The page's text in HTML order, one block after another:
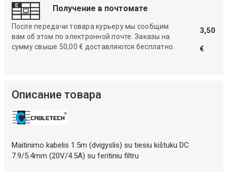
Получение в почтомате
После передачи товара курьеру мы сообщим
вам об этом по электронной почте. Заказы на
сумму свыше 50,00 € доставляются бесплатно.
3,50
€
Описание товара
Maitinimo kabelis 1.5m (dvigyslis) su tiesiu kištuku DC
7.9/5.4mm (20V/4.5A) su feritiniu filtru